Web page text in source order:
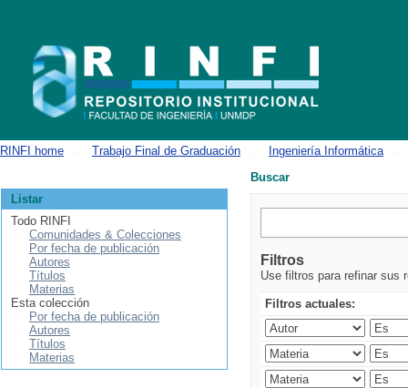
RINFI home Trabajo Final de Graduación Ingeniería Informática
Buscar
Filtros
Use filtros para refinar sus
Filtros actuales:
Listar
Todo RINFI
Comunidades & Colecciones
Por fecha de publicación
Autores
Títulos
Materias
Esta colección
Por fecha de publicación
Autores
Títulos
Materias